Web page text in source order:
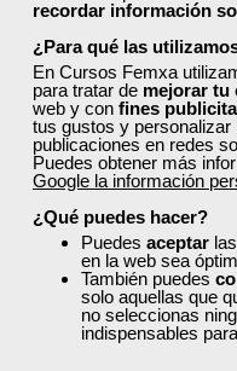
recordar información
¿Para qué las
En Cursos Femxa
para tratar de mejorar tu
web y con fines
tus gustos y
publicaciones en redes
Puedes obtener más
Google la información
¿Qué puedes hacer?
Puedes aceptar
en la web sea
También puedes
solo aquellas que
no seleccionas
indispensables
TITULO OFICIAL
Para
trabajadores
Para